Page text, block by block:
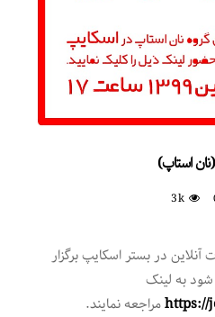
استاپ)
3k
در بستر اسکایپ برگزار
به لینک
https://مراجعه نمایند.